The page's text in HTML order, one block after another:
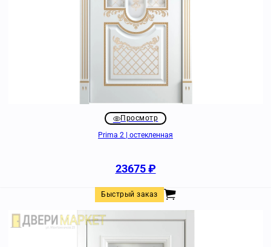
Просмотр
Prima 2 | остекленная
23675₽
Быстрый заказ